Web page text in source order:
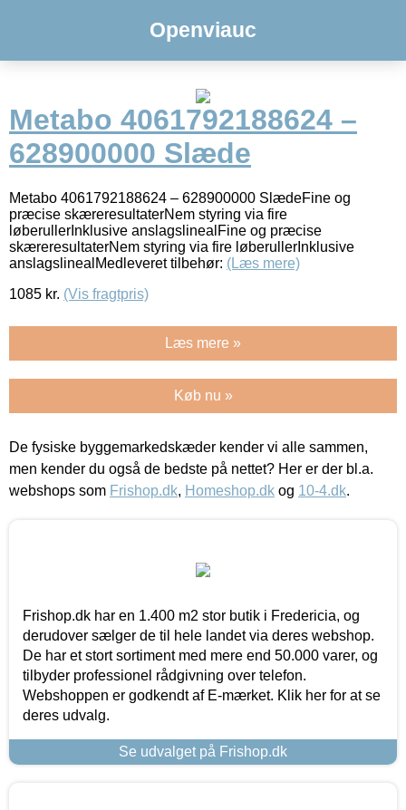
Openviauc
Metabo 4061792188624 –
628900000 Slæde
Metabo 4061792188624 – 628900000 SlædeFine og
præcise skæreresultaterNem styring via fire
løberullerInklusive anslagslinealFine og præcise
skæreresultaterNem styring via fire løberullerInklusive
anslagslinealMedleveret tilbehør: (Læs mere)
1085 kr. (Vis fragtpris)
Læs mere »
Køb nu »
De fysiske byggemarkedskæder kender vi alle sammen,
men kender du også de bedste på nettet? Her er der bl.a.
webshops som Frishop.dk, Homeshop.dk og 10-4.dk.
Frishop.dk har en 1.400 m2 stor butik i Fredericia, og
derudover sælger de til hele landet via deres webshop.
De har et stort sortiment med mere end 50.000 varer, og
tilbyder professionel rådgivning over telefon.
Webshoppen er godkendt af E-mærket. Klik her for at se
deres udvalg.
Se udvalget på Frishop.dk